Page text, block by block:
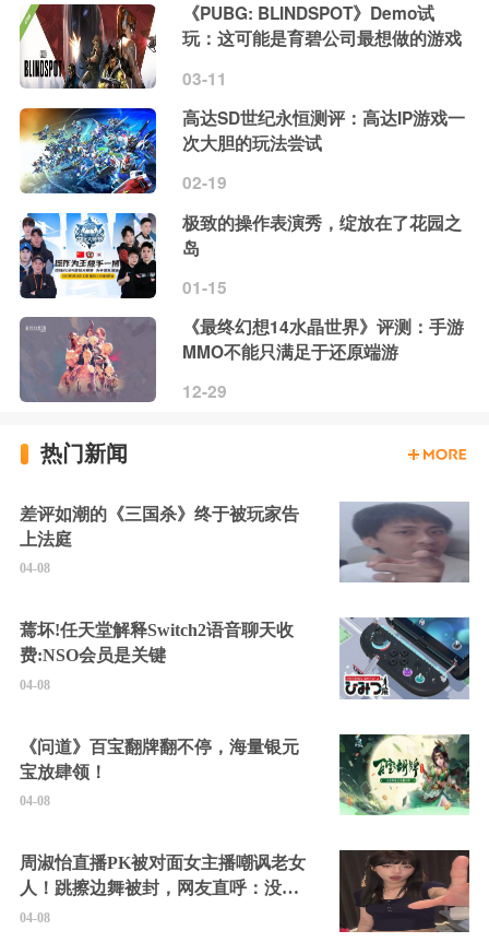
《PUBG: BLINDSPOT》Demo试
玩：这可能是育碧公司最想做的游戏
03-11
高达SD世纪永恒测评：高达IP游戏一
次大胆的玩法尝试
02-19
极致的操作表演秀，绽放在了花园之
岛
01-15
《最终幻想14水晶世界》评测：手游
MMO不能只满足于还原端游
12-29
热门新闻
差评如潮的《三国杀》终于被玩家告
上法庭
04-08
蔫坏!任天堂解释Switch2语音聊天收
费:NSO会员是关键
04-08
《问道》百宝翻牌翻不停，海量银元
宝放肆领！
04-08
周淑怡直播PK被对面女主播嘲讽老女
人！跳擦边舞被封，网友直呼：没边
硬擦封的好！
04-08